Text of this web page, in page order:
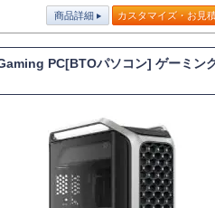
商品詳細 カスタマイズ・お見
PC[BTOパソコン] ゲーミン